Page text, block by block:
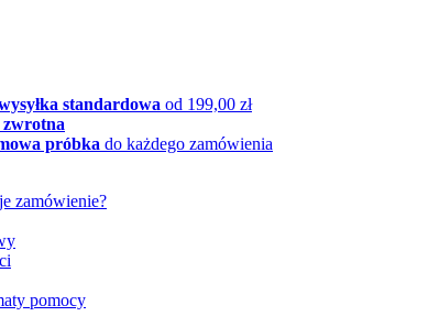
standardowa od 199,00 zł
zwrotna
próbka do każdego zamówienia
zamówienie?
pomocy